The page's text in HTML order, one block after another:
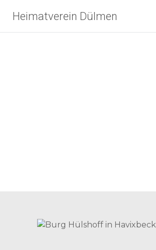
Inhalt
springen
Heimatverein Dülmen